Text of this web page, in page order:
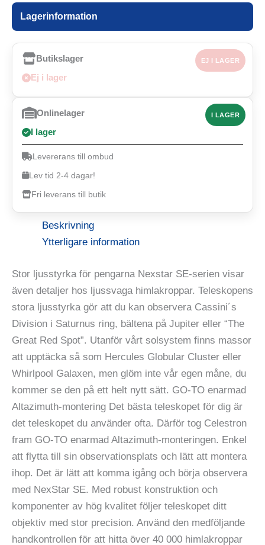
Lagerinformation
Butikslager EJ I LAGER
Ej i lager
Onlinelager I LAGER
I lager
Levererans till ombud
Lev tid 2-4 dagar!
Fri leverans till butik
Beskrivning
Ytterligare information
Stor ljusstyrka för pengarna Nexstar SE-serien visar
även detaljer hos ljussvaga himlakroppar. Teleskopens
stora ljusstyrka gör att du kan observera Cassini´s
Division i Saturnus ring, bältena på Jupiter eller “The
Great Red Spot”. Utanför vårt solsystem finns massor
att upptäcka så som Hercules Globular Cluster eller
Whirlpool Galaxen, men glöm inte vår egen måne, du
kommer se den på ett helt nytt sätt. GO-TO enarmad
Altazimuth-montering Det bästa teleskopet för dig är
det teleskopet du använder ofta. Därför tog Celestron
fram GO-TO enarmad Altazimuth-monteringen. Enkel
att flytta till sin observationsplats och lätt att montera
ihop. Det är lätt att komma igång och börja observera
med NexStar SE. Med robust konstruktion och
komponenter av hög kvalitet följer teleskopet ditt
objektiv med stor precision. Använd den medföljande
handkontrollen för att hitta över 40 000 himlakroppar